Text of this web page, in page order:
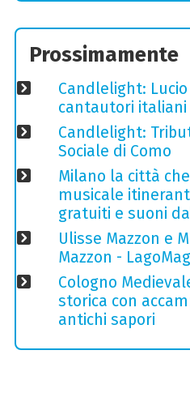
Prossimamente
Candlelight:
cantautori italiani
Candlelight:
Sociale di Como
Milano la città
musicale
gratuiti e suoni
Ulisse Mazzon e
Mazzon -
Cologno
storica con
antichi sapori